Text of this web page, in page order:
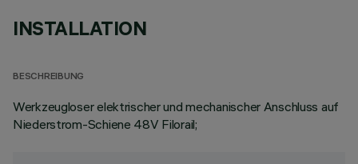
INSTALLATION
BESCHREIBUNG
Werkzeugloser elektrischer und mechanischer Anschluss auf
Niederstrom-Schiene 48V Filorail;